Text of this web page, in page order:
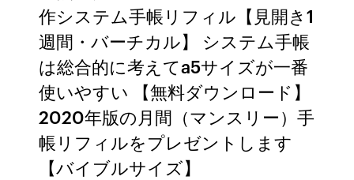
作システム手帳リフィル【見開き1
週間・バーチカル】 システム手帳
は総合的に考えてa5サイズが一番
使いやすい 【無料ダウンロード】
2020年版の月間（マンスリー）手
帳リフィルをプレゼントします
【バイブルサイズ】